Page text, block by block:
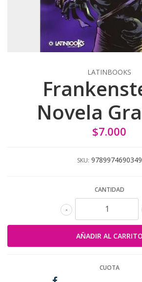
LATINBOOKS
Novela
$7.000
SKU: 9789974690349
CANTIDAD
-
CUOTA